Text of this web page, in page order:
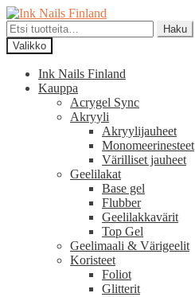
Siirry
navigointiin
Siirry
sisältöön
Etsi:
Haku
Valikko
Ink Nails Finland
Kauppa
Acrygel Sync
Akryyli
Akryylijauheet
Monomeerinesteet
Värilliset jauheet
Geelilakat
Base gel
Flubber
Geelilakkavärit
Top Gel
Geelimaali & Värigeelit
Koristeet
Foliot
Glitterit